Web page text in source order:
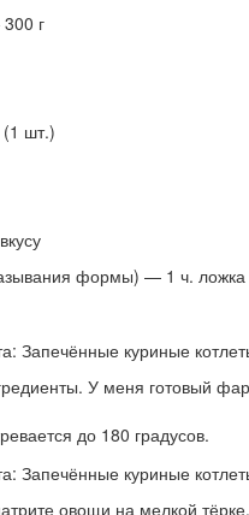
г
шт.)
формы) — 1 ч. ложка
У меня готовый
до 180 градусов.
овощи на мелкой тёрке.